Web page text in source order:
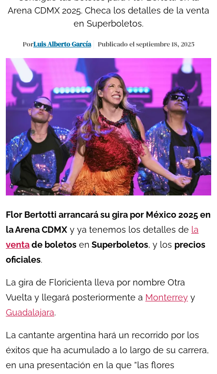
Arena CDMX 2025. Checa los detalles de la venta
en Superboletos.
PorLuis Alberto García Publicado el septiembre 18, 2025
Flor Bertotti arrancará su gira por México 2025 en
la Arena CDMX y ya tenemos los detalles de la
ventade boletos en Superboletos, y los precios
oficiales.
La gira de Floricienta lleva por nombre Otra
Vuelta y llegará posteriormente a Monterrey y
Guadalajara.
La cantante argentina hará un recorrido por los
éxitos que ha acumulado a lo largo de su carrera,
en una presentación en la que ”las flores